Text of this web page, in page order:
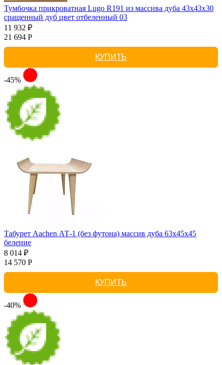
Тумбочка прикроватная Lugo R191 из массива дуба 43х43х30
сращенный дуб цвет отбеленный 03
11 932 ₽
21 694 Р
КУПИТЬ
-45%
Табурет Aachen АТ-1 (без футона) массив дуба 63х45х45
беление
8 014 ₽
14 570 Р
КУПИТЬ
-40%